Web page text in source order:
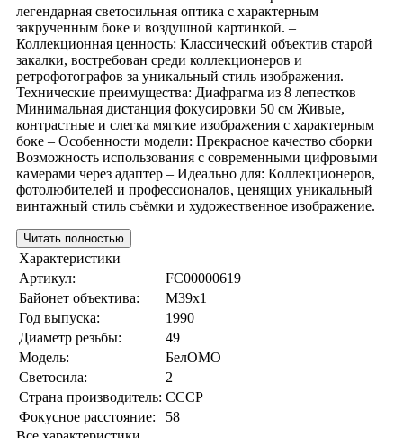
легендарная светосильная оптика с характерным
закрученным боке и воздушной картинкой. –
Коллекционная ценность: Классический объектив старой
закалки, востребован среди коллекционеров и
ретрофотографов за уникальный стиль изображения. –
Технические преимущества: Диафрагма из 8 лепестков
Минимальная дистанция фокусировки 50 см Живые,
контрастные и слегка мягкие изображения с характерным
боке – Особенности модели: Прекрасное качество сборки
Возможность использования с современными цифровыми
камерами через адаптер – Идеально для: Коллекционеров,
фотолюбителей и профессионалов, ценящих уникальный
винтажный стиль съёмки и художественное изображение.
Читать полностью
Характеристики
Артикул:
FC00000619
Байонет объектива:
M39x1
Год выпуска:
1990
Диаметр резьбы:
49
Модель:
БелОМО
Светосила:
2
Страна производитель: СССР
Фокусное расстояние:
58